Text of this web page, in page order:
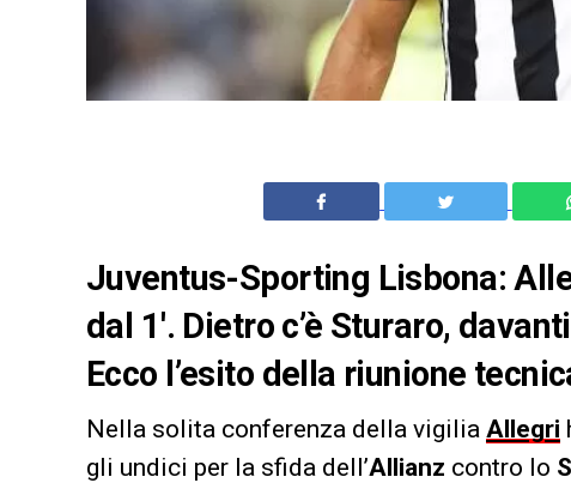
Juventus-Sporting Lisbona:
dal 1′. Dietro c’è Sturaro,
Ecco l’esito della riunione
Nella solita conferenza della vigilia Allegri
gli undici per la sfida dell’Allianz contro lo